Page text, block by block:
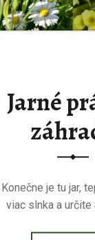
Jarné
Konečne je tu jar,
viac slnka a určite